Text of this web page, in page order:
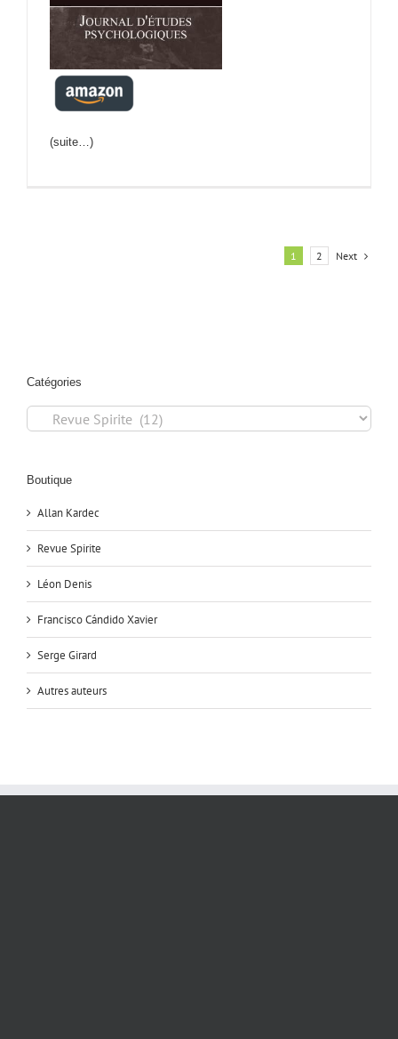
(suite…)
1 2 Next
Catégories
Catégories
Boutique
Allan Kardec
Revue Spirite
Léon Denis
Francisco Cándido Xavier
Serge Girard
Autres auteurs